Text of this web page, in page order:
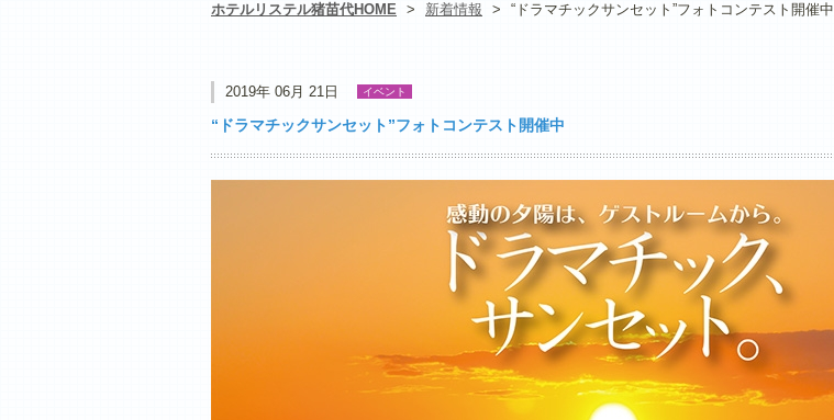
ホテルリステル猪苗代HOME > 新着情報 > “ドラマチックサンセット”フォトコンテスト開催中
2019年 06月 21日 イベント
“ドラマチックサンセット”フォトコンテスト開催中